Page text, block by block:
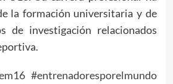
la formación universitaria y de
de investigación relacionados
#entrenadoresporelmundo